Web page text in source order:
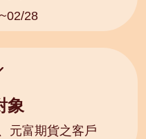
28
象
元富期貨之客戶